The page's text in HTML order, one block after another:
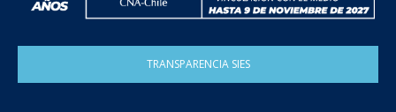
TRANSPARENCIA SIES